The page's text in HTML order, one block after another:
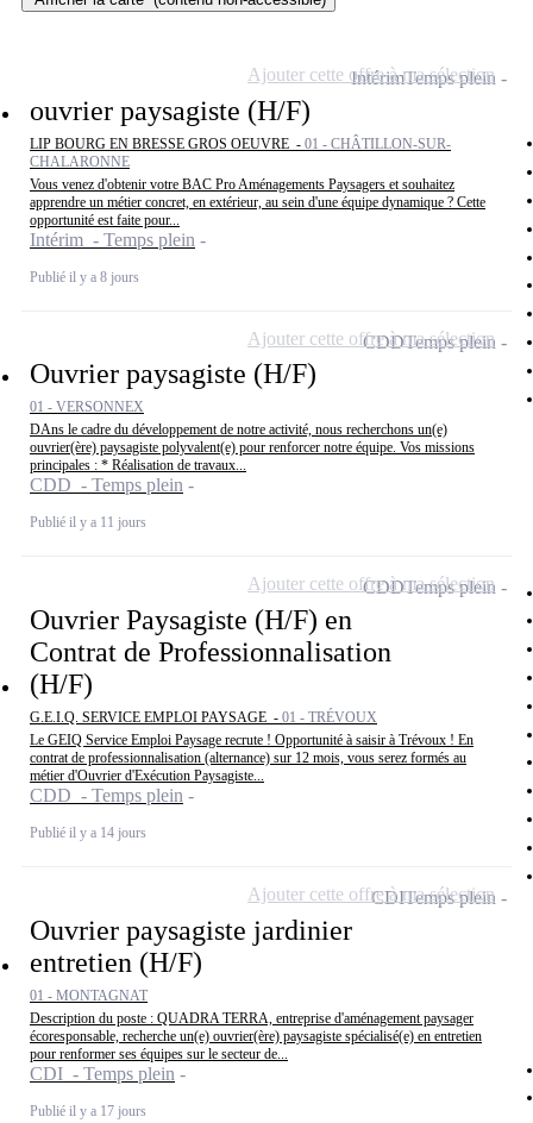
ouvrier paysagiste (H/F)
LIP BOURG EN BRESSE GROS OEUVRE - 01 - CHÂTILLON-SUR-
CHALARONNE
Vous venez d'obtenir votre BAC Pro Aménagements Paysagers et souhaitez
apprendre un métier concret, en extérieur, au sein d'une équipe dynamique ? Cette
opportunité est faite pour...
Intérim - Temps plein
Publié il y a 8 jours
IntérimTemps plein
Ajouter cette offre à ma sélection
Ouvrier paysagiste (H/F)
01 - VERSONNEX
DAns le cadre du développement de notre activité, nous recherchons un(e)
ouvrier(ère) paysagiste polyvalent(e) pour renforcer notre équipe. Vos missions
principales : * Réalisation de travaux...
CDD - Temps plein
Publié il y a 11 jours
CDDTemps plein
Ajouter cette offre à ma sélection
Ouvrier Paysagiste (H/F) en
Contrat de Professionnalisation
(H/F)
G.E.I.Q. SERVICE EMPLOI PAYSAGE - 01 - TRÉVOUX
Le GEIQ Service Emploi Paysage recrute ! Opportunité à saisir à Trévoux ! En
contrat de professionnalisation (alternance) sur 12 mois, vous serez formés au
métier d'Ouvrier d'Exécution Paysagiste...
CDD - Temps plein
Publié il y a 14 jours
CDDTemps plein
Ajouter cette offre à ma sélection
Ouvrier paysagiste jardinier
entretien (H/F)
01 - MONTAGNAT
Description du poste : QUADRA TERRA, entreprise d'aménagement paysager
écoresponsable, recherche un(e) ouvrier(ère) paysagiste spécialisé(e) en entretien
pour renformer ses équipes sur le secteur de...
CDI - Temps plein
Publié il y a 17 jours
CDITemps plein
Ajouter cette offre à ma sélection